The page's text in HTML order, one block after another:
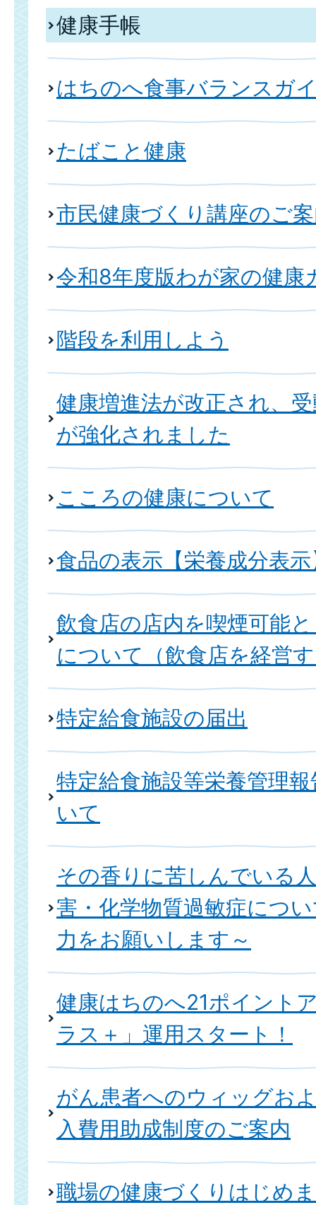
健康手帳
はちのへ食事バランスガ
たばこと健康
市民健康づくり講座のご
令和8年度版わが家の健康
階段を利用しよう
健康増進法が改正され、
が強化されました
こころの健康について
食品の表示【栄養成分表示
飲食店の店内を喫煙可能
について（飲食店を経営
特定給食施設の届出
特定給食施設等栄養管理
いて
その香りに苦しんでいる
害・化学物質過敏症につ
力をお願いします～
健康はちのへ21ポイント
ラス＋」運用スタート！
がん患者へのウィッグお
入費用助成制度のご案内
職場の健康づくりはじめ